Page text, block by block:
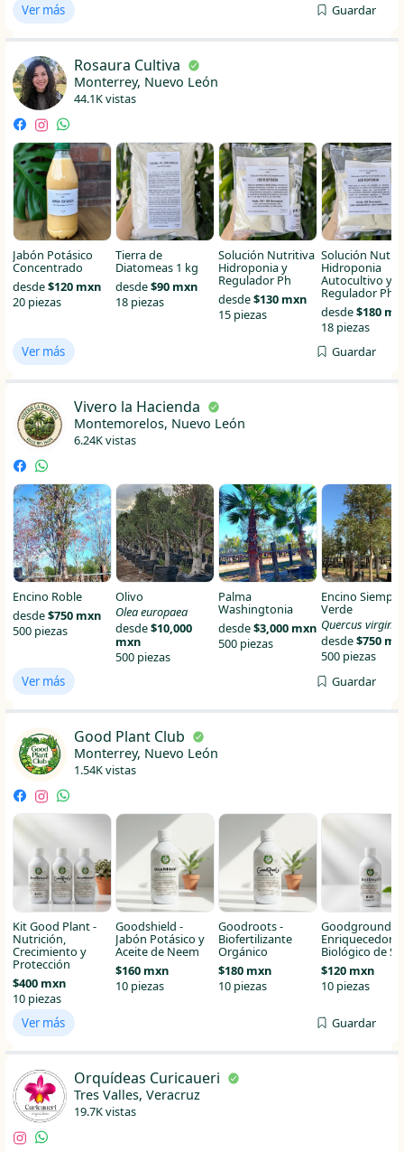
Ver más Guardar
Rosaura Cultiva
Monterrey, Nuevo León
44.1K vistas
Jabón Potásico
Concentrado
desde$120 mxn
20 piezas
Tierra de
Diatomeas 1 kg
desde$90 mxn
18 piezas
Solución Nutritiva
Hidroponia y
Regulador Ph
desde$130 mxn
15 piezas
Solución
Hidroponia
Autocultivo y
Regulador Ph
desde$180
18 piezas
Ver más
Guardar
Vivero la Hacienda
Montemorelos, Nuevo León
6.24K vistas
Encino Roble
desde$750 mxn
500 piezas
Olivo
Olea europaea
desde$10,000
mxn
500 piezas
Palma
Washingtonia
desde$3,000 mxn
500 piezas
Encino Siempre
Verde
Quercus
desde$750
500 piezas
Ver más
Guardar
Good Plant Club
Monterrey, Nuevo León
1.54K vistas
Kit Good Plant -
Nutrición,
Crecimiento y
Protección
$400 mxn
10 piezas
Goodshield -
Jabón Potásico y
Aceite de Neem
$160 mxn
10 piezas
Goodroots -
Biofertilizante
Orgánico
$180 mxn
10 piezas
Goodground -
Enriquecedor
Biológico de
$120 mxn
10 piezas
Ver más Guardar
Orquídeas Curicaueri
Tres Valles, Veracruz
19.7K vistas